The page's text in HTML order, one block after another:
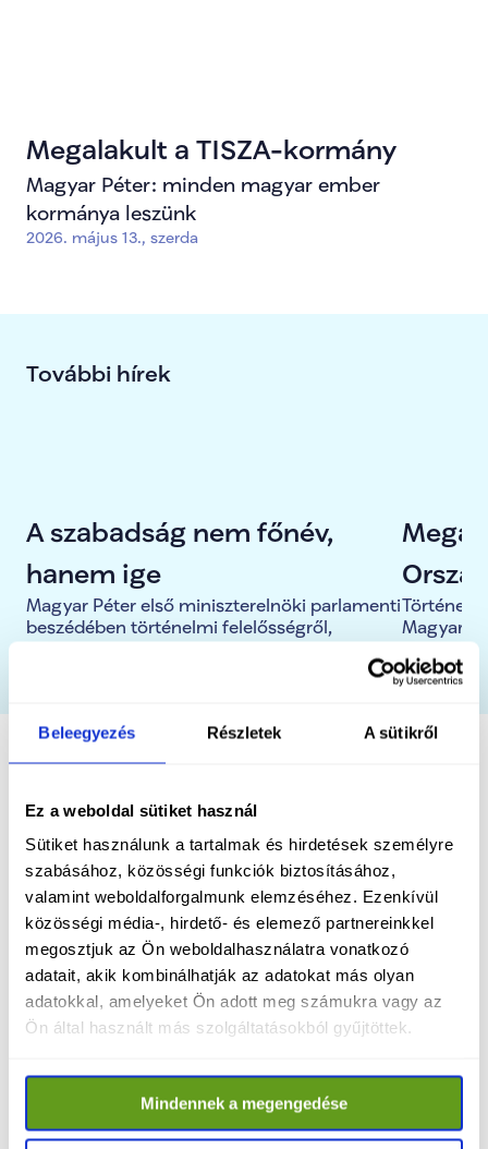
Beleegyezés Részletek A sütikről
Ez a weboldal sütiket használ
Sütiket használunk a tartalmak és hirdetések személyre
szabásához, közösségi funkciók biztosításához,
valamint weboldalforgalmunk elemzéséhez. Ezenkívül
közösségi média-, hirdető- és elemező partnereinkkel
megosztjuk az Ön weboldalhasználatra vonatkozó
adatait, akik kombinálhatják az adatokat más olyan
adatokkal, amelyeket Ön adott meg számukra vagy az
Ön által használt más szolgáltatásokból gyűjtöttek.
Mindennek a megengedése
Megalakult a TISZA-kormány
Magyar Péter: minden magyar ember
kormánya leszünk
2026. május 13., szerda
További hírek
A szabadság nem főnév,
hanem ige
Magyar Péter első miniszterelnöki parlamenti
beszédében történelmi felelősségről,
szembenézésről, igazságtételről,
kérte
letették
Kategória
TISZA kormány
TISZA kormány
Újabb mérföldkőhöz ért a
rendszerváltás: benyújtotta első
javaslatcsomagját a TISZA
frakció.
A TISZA vállalta, hogy lépésről lépésre, tégláról
téglára épít egy működő és emberséges
Magyarországot, a javaslatcsomag ennek a
munkának az első lépése.